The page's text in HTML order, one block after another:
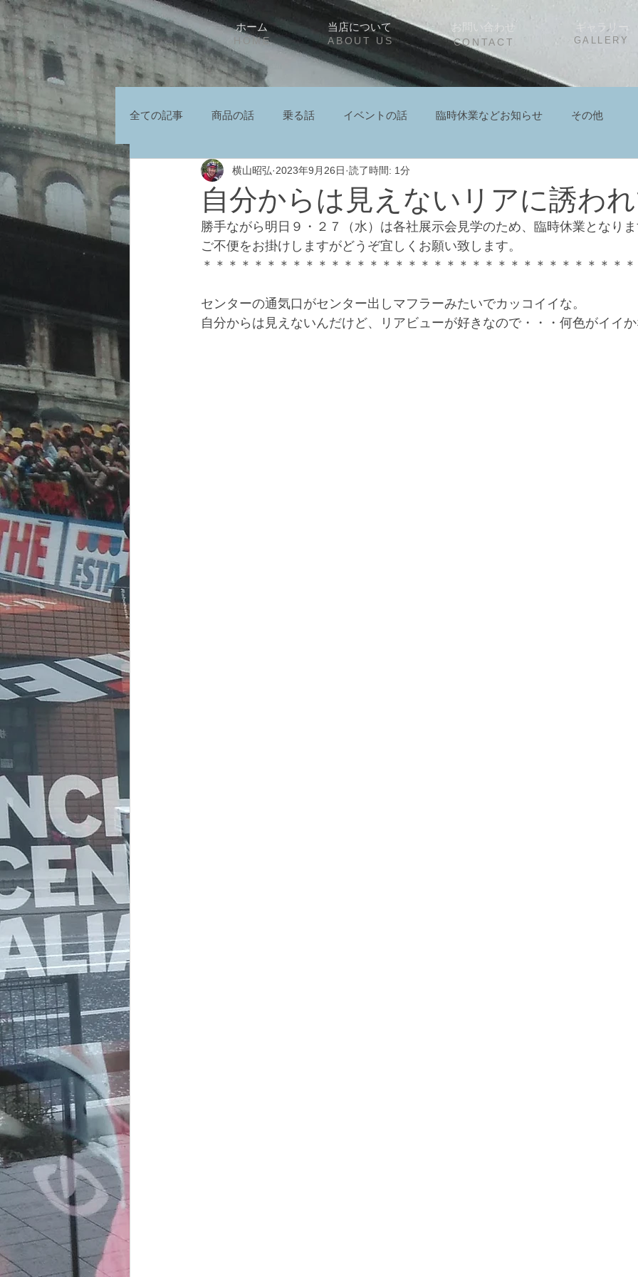
ホーム 当店について お問い合わせ ギャラリー
HOME ABOUT US GALLERY
CONTACT
全ての記事 商品の話 乗る話 イベントの話 臨時休業などお知らせ その他
自分からは見えないリアに誘わ
横山昭弘 2023年9月26日 読了時間: 1分
勝手ながら明日９・２７（水）は各社展示会見学のため、臨時休業となり
ご不便をお掛けしますがどうぞ宜しくお願い致します。
＊＊＊＊＊＊＊＊＊＊＊＊＊＊＊＊＊＊＊＊＊＊＊＊＊＊＊＊＊＊＊＊＊
センターの通気口がセンター出しマフラーみたいでカッコイイな。
自分からは見えないんだけど、リアビューが好きなので・・・何色がイイ